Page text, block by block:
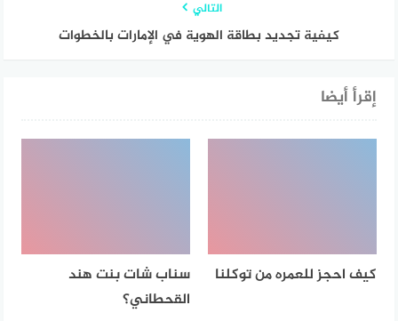
التالي
كيفية تجديد بطاقة الهوية في الإمارات بالخطوات
إقرأ أيضا
كيف احجز للعمره من توكلنا
سناب شات بنت هند
القحطاني؟